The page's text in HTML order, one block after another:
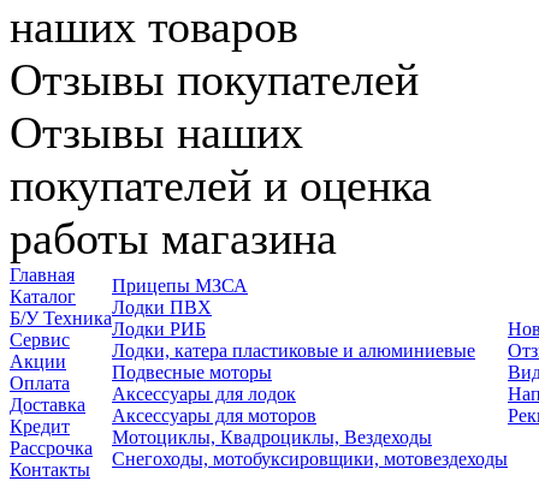
наших товаров
Отзывы покупателей
Отзывы наших
покупателей и оценка
работы магазина
Главная
Каталог
Б/У Техника
Сервис
Акции
Оплата
Доставка
Кредит
Рассрочка
Контакты
Прицепы МЗСА
Лодки ПВХ
Лодки РИБ
Лодки, катера пластиковые и алюминиевые
Подвесные моторы
Аксессуары для лодок
Аксессуары для моторов
Мотоциклы, Квадроциклы, Вездеходы
Снегоходы, мотобуксировщики, мотовездеходы